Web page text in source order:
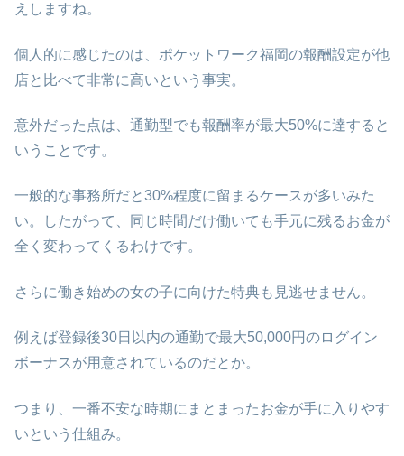
えしますね。
個人的に感じたのは、ポケットワーク福岡の報酬設定が他
店と比べて非常に高いという事実。
意外だった点は、通勤型でも報酬率が最大50%に達すると
いうことです。
一般的な事務所だと30%程度に留まるケースが多いみた
い。したがって、同じ時間だけ働いても手元に残るお金が
全く変わってくるわけです。
さらに働き始めの女の子に向けた特典も見逃せません。
例えば登録後30日以内の通勤で最大50,000円のログイン
ボーナスが用意されているのだとか。
つまり、一番不安な時期にまとまったお金が手に入りやす
いという仕組み。